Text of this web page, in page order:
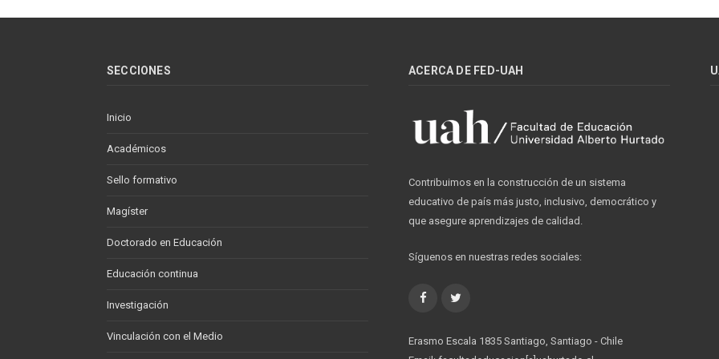
SECCIONES
Inicio
Académicos
Sello formativo
Magíster
Doctorado en Educación
Educación continua
Investigación
Vinculación con el Medio
ACERCA DE FED-UAH
Contribuimos en la construcción de un sistema
educativo de país más justo, inclusivo, democrático y
que asegure aprendizajes de calidad.
Síguenos en nuestras redes sociales:
Facebook
Erasmo Escala 1835 Santiago, Santiago - Chile